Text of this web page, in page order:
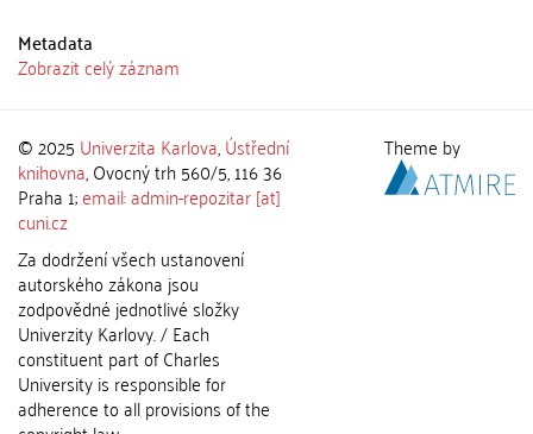
Metadata
Zobrazit celý záznam
© 2025 Univerzita Karlova,Ústřední
knihovna, Ovocný trh 560/5, 116 36
Praha 1;email: admin-repozitar [at]
cuni.cz
Za dodržení všech ustanovení
autorského zákona jsou
zodpovědné jednotlivé složky
Univerzity Karlovy. / Each
constituent part of Charles
University is responsible for
adherence to all provisions of the
Theme by